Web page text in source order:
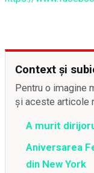
Context și
Pentru o imagine
și aceste articole
A murit
Aniversarea
din New York